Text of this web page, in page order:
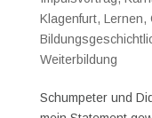
Klagenfurt, Lernen,
Weiterbildung
Schumpeter und